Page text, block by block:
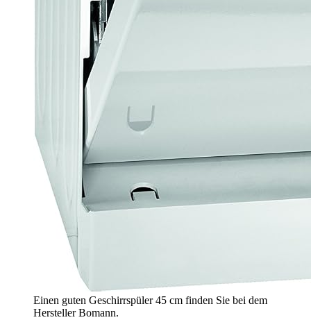
Einen guten Geschirrspüler 45 cm finden Sie bei dem
Hersteller Bomann.